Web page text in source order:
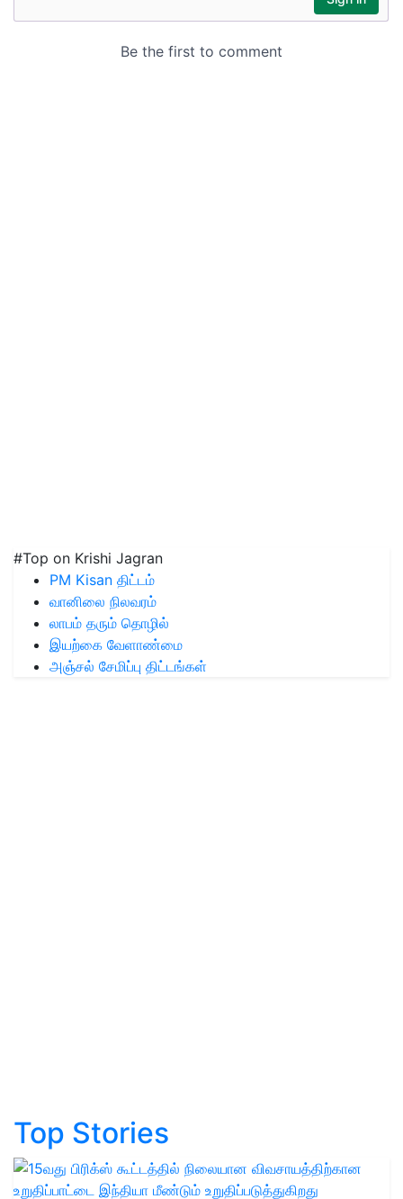
#Top on Krishi Jagran
PM Kisan திட்டம்
வானிலை நிலவரம்
லாபம் தரும் தொழில்
இயற்கை வேளாண்மை
அஞ்சல் சேமிப்பு திட்டங்கள்
Top Stories